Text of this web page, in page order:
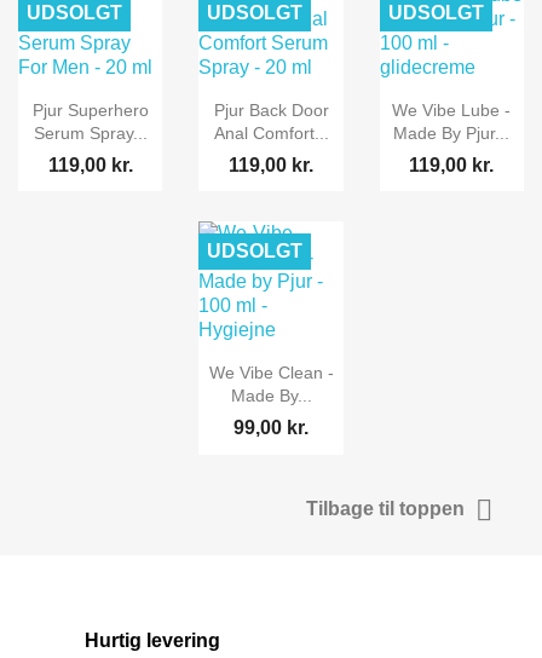
Pjur Superhero
Serum Spray...
119,00 kr.
UDSOLGT
Pjur Back Door
Anal Comfort...
119,00 kr.
UDSOLGT
We Vibe Lube -
Made By Pjur...
119,00 kr.
UDSOLGT
We Vibe Clean -
Made By...
99,00 kr.
UDSOLGT
Tilbage til toppen 
Hurtig levering